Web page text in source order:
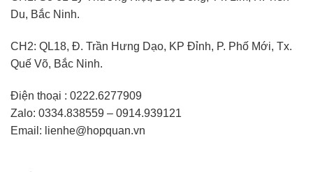
Du, Bắc Ninh.
CH2: QL18, Đ. Trần Hưng Dạo, KP Đỉnh, P. Phố Mới, Tx.
Quế Võ, Bắc Ninh.
Điện thoại : 0222.6277909
Zalo: 0334.838559 – 0914.939121
Email: lienhe@hopquan.vn